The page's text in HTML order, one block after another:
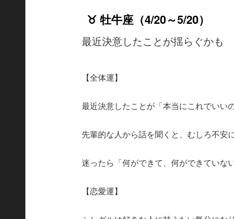
♉ 牡牛座（4/20～5/20）
最近決意したことが揺らぐかも
【全体運】
最近決意したことが「本当にこれでいい
先輩的な人から話を聞くと、むしろ不安
迷ったら「何ができて、何ができていな
【恋愛運】